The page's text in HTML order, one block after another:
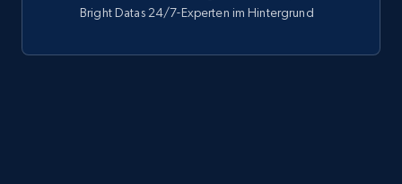
Bright Datas 24/7-Experten im Hintergrund